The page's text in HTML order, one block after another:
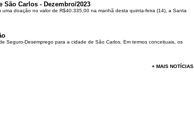
São Carlos - Dezembro/2023
uma doação no valor de R$40.335,00 na manhã desta quinta-feira (14), a Santa
Seguro-Desemprego para a cidade de São Carlos. Em termos conceituais, os
+ MAIS NOTÍCIAS